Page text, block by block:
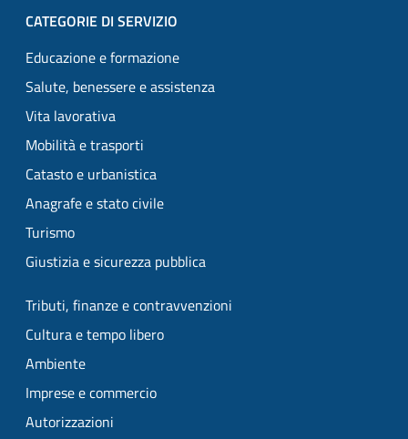
CATEGORIE DI SERVIZIO
Educazione e formazione
Salute, benessere e assistenza
Vita lavorativa
Mobilità e trasporti
Catasto e urbanistica
Anagrafe e stato civile
Turismo
Giustizia e sicurezza pubblica
Tributi, finanze e contravvenzioni
Cultura e tempo libero
Ambiente
Imprese e commercio
Autorizzazioni